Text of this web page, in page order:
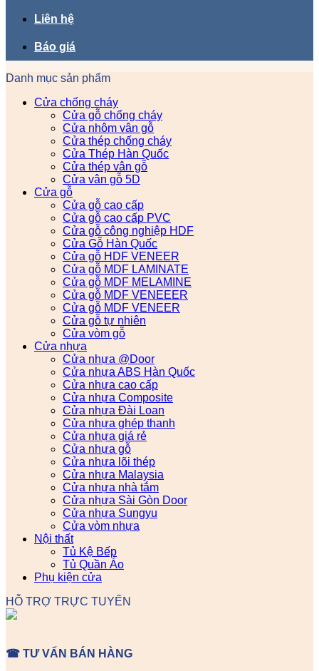
Liên hệ
Báo giá
Danh mục sản phẩm
Cửa chống cháy
Cửa gỗ chống cháy
Cửa nhôm vân gỗ
Cửa thép chống cháy
Cửa Thép Hàn Quốc
Cửa thép vân gỗ
Cửa vân gỗ 5D
Cửa gỗ
Cửa gỗ cao cấp
Cửa gỗ cao cấp PVC
Cửa gỗ công nghiệp HDF
Cửa Gỗ Hàn Quốc
Cửa gỗ HDF VENEER
Cửa gỗ MDF LAMINATE
Cửa gỗ MDF MELAMINE
Cửa gỗ MDF VENEEER
Cửa gỗ MDF VENEER
Cửa gỗ tự nhiên
Cửa vòm gỗ
Cửa nhựa
Cửa nhựa @Door
Cửa nhựa ABS Hàn Quốc
Cửa nhựa cao cấp
Cửa nhựa Composite
Cửa nhựa Đài Loan
Cửa nhựa ghép thanh
Cửa nhựa giá rẻ
Cửa nhựa gỗ
Cửa nhựa lõi thép
Cửa nhựa Malaysia
Cửa nhựa nhà tắm
Cửa nhựa Sài Gòn Door
Cửa nhựa Sungyu
Cửa vòm nhựa
Nội thất
Tủ Kệ Bếp
Tủ Quần Áo
Phụ kiện cửa
HỖ TRỢ TRỰC TUYẾN
☎ TƯ VẤN BÁN HÀNG